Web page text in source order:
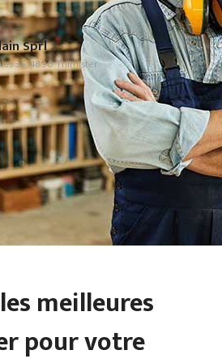
Sprl
35, 4890 Thimister
meilleures
pour votre